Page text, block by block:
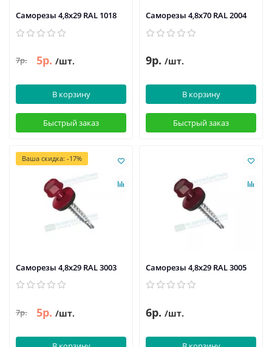
Саморезы 4,8х29 RAL 1018
7р. 5р. /шт.
В корзину
Быстрый заказ
Саморезы 4,8х70 RAL 2004
9р. /шт.
В корзину
Быстрый заказ
Ваша скидка: -17%
Саморезы 4,8х29 RAL 3003
7р. 5р. /шт.
Саморезы 4,8х29 RAL 3005
6р. /шт.